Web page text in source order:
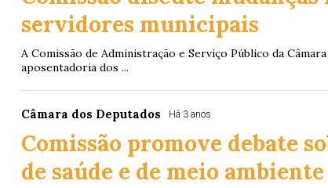
servidores municipais
A Comissão de Administração e Serviço Público da
aposentadoria dos ...
Câmara dos Deputados Há 3 anos
Comissão promove debate
de saúde e de meio ambiente